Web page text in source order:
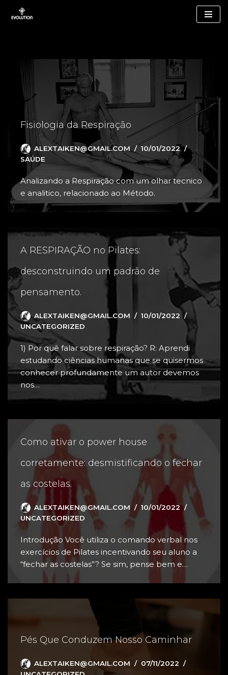
Fisiologia da Respiração
ALEXTAIKEN@GMAIL.COM
10/01/2022
SAÚDE
Analizando a Respiração com um olhar tecnico
e analitico, relacionado ao Método.
A RESPIRAÇÃO no Pilates:
desconstruindo um padrão de
pensamento.
ALEXTAIKEN@GMAIL.COM
10/01/2022
UNCATEGORIZED
1) Por quê falar sobre respiração? R: Aprendi
estudando ciências humanas que se quisermos
conhecer profundamente um autor devemos
nos…
Como ativar o power house
corretamente: desmistificando o fechar
as costelas.
ALEXTAIKEN@GMAIL.COM
10/01/2022
UNCATEGORIZED
Introdução Você utiliza o comando verbal nos
exercícios de Pilates incentivando seu aluno a
“fechar as costelas”? Se sim, pense bem e…
Pés Que Conduzem Nosso Caminhar
ALEXTAIKEN@GMAIL.COM
07/11/2022